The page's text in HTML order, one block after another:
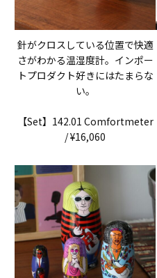
針がクロスしている位置で快適
さがわかる温湿度計。インポー
トプロダクト好きにはたまらな
い。
【Set】142.01 Comfortmeter
/ ¥16,060